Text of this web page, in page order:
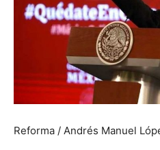
Reforma / Andrés Manuel